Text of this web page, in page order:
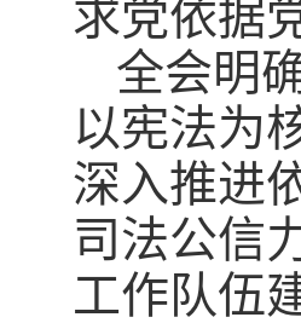
求党依据
全会明
以宪法为
深入推进
司法公信
工作队伍